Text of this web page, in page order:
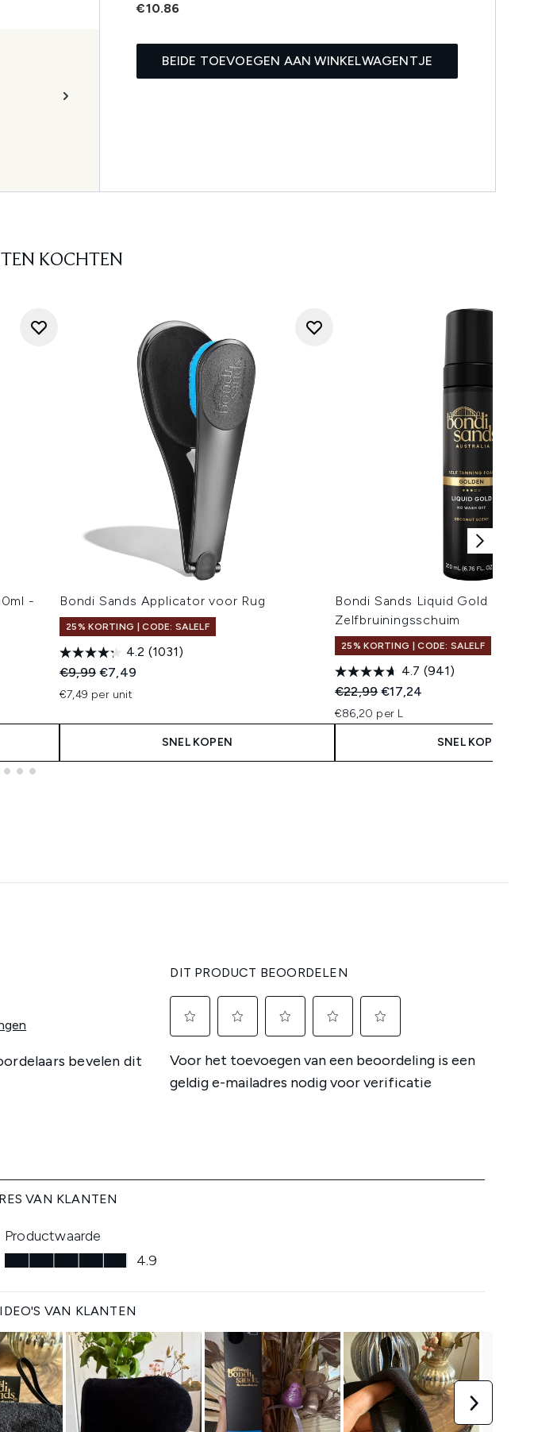
€10.86
BEIDE TOEVOEGEN AAN WINKELWAGENTJE
KOCHTEN
-
Bondi Sands Applicator voor Rug
25% KORTING | CODE: SALELF
4.2 (1031)
Recommended Retail Price:
€9,99 Huidige prijs:
€7,49
€7,49 per unit
SNEL KOPEN
Bondi Sands Liquid Gold
Zelfbruiningsschuim
25% KORTING | CODE: SALELF
4.7 (941)
Recommended Retail Price:
€22,99Huidige prijs:
€17,24
€86,20 per L
SNEL KOPEN